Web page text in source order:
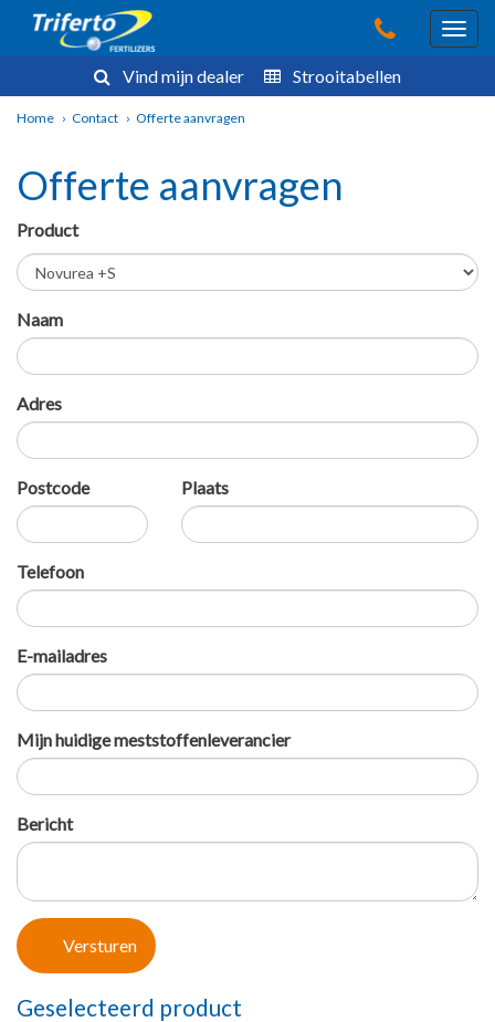
Vind mijn dealer Strooitabellen
Home › Contact › Offerte aanvragen
Offerte aanvragen
Product
Naam
Adres
Postcode Plaats
Telefoon
E-mailadres
Mijn huidige meststoffenleverancier
Bericht
Versturen
Geselecteerd product